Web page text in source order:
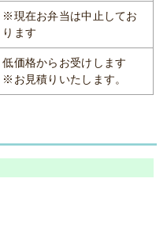
※現在お弁当は中止してお
ります
低価格からお受けします
※お見積りいたします。